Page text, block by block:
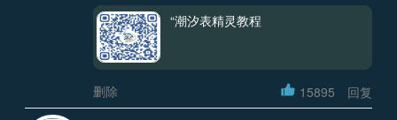
“潮汐表精灵教程
删除 15895 回复